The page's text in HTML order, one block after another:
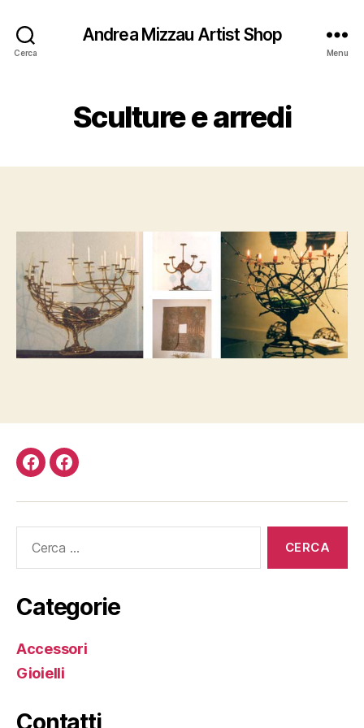
Cerca
Andrea Mizzau Artist Shop
Menu
Sculture e arredi
@andreamizzauartist
Facebook
Categorie
Accessori
Gioielli
Contatti